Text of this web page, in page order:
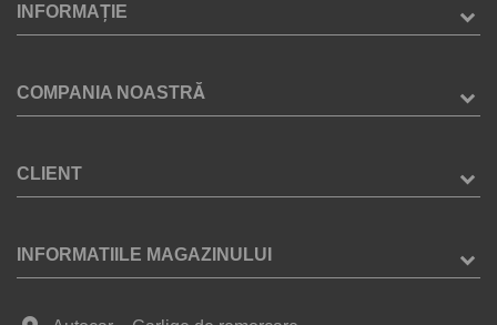
INFORMAȚIE
COMPANIA NOASTRĂ
CLIENT
INFORMATIILE MAGAZINULUI